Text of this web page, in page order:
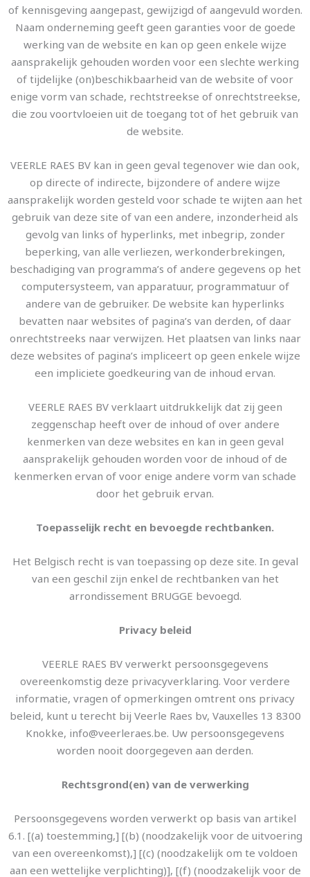
of kennisgeving aangepast, gewijzigd of aangevuld worden.
Naam onderneming geeft geen garanties voor de goede
werking van de website en kan op geen enkele wijze
aansprakelijk gehouden worden voor een slechte werking
of tijdelijke (on)beschikbaarheid van de website of voor
enige vorm van schade, rechtstreekse of onrechtstreekse,
die zou voortvloeien uit de toegang tot of het gebruik van
de website.
VEERLE RAES BV kan in geen geval tegenover wie dan ook,
op directe of indirecte, bijzondere of andere wijze
aansprakelijk worden gesteld voor schade te wijten aan het
gebruik van deze site of van een andere, inzonderheid als
gevolg van links of hyperlinks, met inbegrip, zonder
beperking, van alle verliezen, werkonderbrekingen,
beschadiging van programma’s of andere gegevens op het
computersysteem, van apparatuur, programmatuur of
andere van de gebruiker. De website kan hyperlinks
bevatten naar websites of pagina’s van derden, of daar
onrechtstreeks naar verwijzen. Het plaatsen van links naar
deze websites of pagina’s impliceert op geen enkele wijze
een impliciete goedkeuring van de inhoud ervan.
VEERLE RAES BV verklaart uitdrukkelijk dat zij geen
zeggenschap heeft over de inhoud of over andere
kenmerken van deze websites en kan in geen geval
aansprakelijk gehouden worden voor de inhoud of de
kenmerken ervan of voor enige andere vorm van schade
door het gebruik ervan.
Toepasselijk recht en bevoegde rechtbanken.
Het Belgisch recht is van toepassing op deze site. In geval
van een geschil zijn enkel de rechtbanken van het
arrondissement BRUGGE bevoegd.
Privacy beleid
VEERLE RAES BV verwerkt persoonsgegevens
overeenkomstig deze privacyverklaring. Voor verdere
informatie, vragen of opmerkingen omtrent ons privacy
beleid, kunt u terecht bij Veerle Raes bv, Vauxelles 13 8300
Knokke, info@veerleraes.be. Uw persoonsgegevens
worden nooit doorgegeven aan derden.
Rechtsgrond(en) van de verwerking
Persoonsgegevens worden verwerkt op basis van artikel
6.1. [(a) toestemming,] [(b) (noodzakelijk voor de uitvoering
van een overeenkomst),] [(c) (noodzakelijk om te voldoen
aan een wettelijke verplichting)], [(f) (noodzakelijk voor de